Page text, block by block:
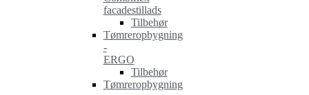
facadestillads
Tilbehør
Tømreropbygning
-
ERGO
Tilbehør
Tømreropbygning